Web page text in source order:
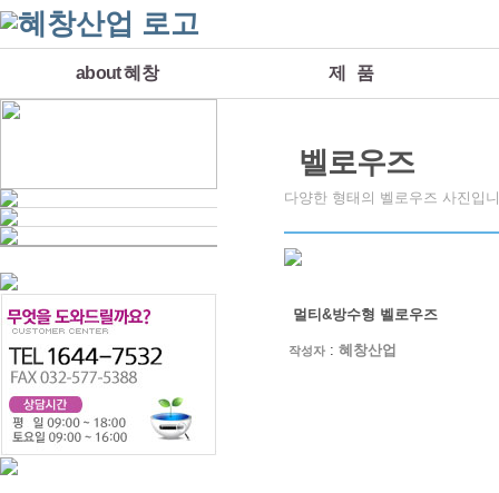
about 혜창 제 품
벨로우즈
다양한 형태의 벨로우즈 사진입
멀티&방수형 벨로우즈
작성자 : 혜창산업